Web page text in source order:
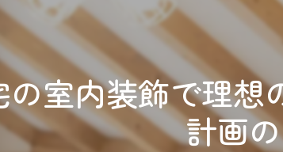
の室内装飾で理
計画